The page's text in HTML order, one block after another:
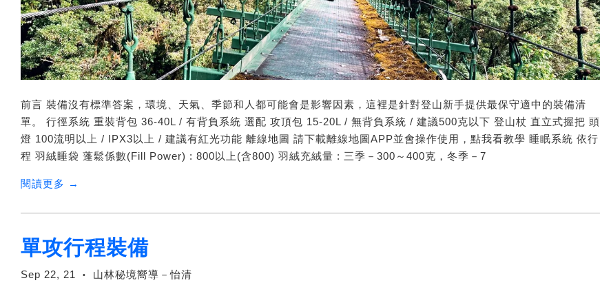
前言 裝備沒有標準答案，環境、天氣、季節和人都可能會是影響因素，這裡是針對登山新手提供最保守適中的裝備清
單。 行徑系統 重裝背包 36-40L / 有背負系統 選配 攻頂包 15-20L / 無背負系統 / 建議500克以下 登山杖 直立式握把 頭
燈 100流明以上 / IPX3以上 / 建議有紅光功能 離線地圖 請下載離線地圖APP並會操作使用，點我看教學 睡眠系統 依行
程 羽絨睡袋 蓬鬆係數(Fill Power) : 800以上(含800) 羽絨充絨量 : 三季－300～400克，冬季－7
閱讀更多 →
單攻行程裝備
Sep 22, 21 • 山林秘境嚮導－怡清